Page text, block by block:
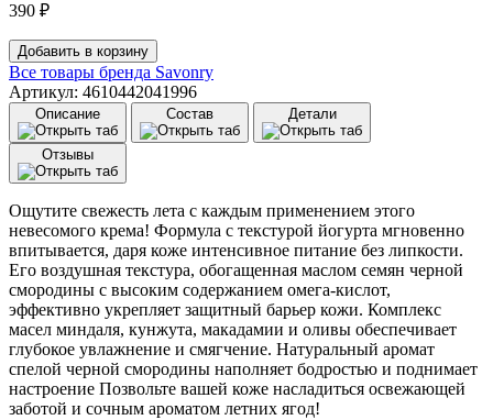
390 ₽
Количество
товара
Косметический
йогурт
для
тела
Savonry
(150
гр)
Черная
смородина
Добавить в корзину
Все товары бренда Savonry
Артикул: 4610442041996
Описание Состав Детали
Отзывы
Ощутите свежесть лета с каждым применением этого
невесомого крема! Формула с текстурой йогурта мгновенно
впитывается, даря коже интенсивное питание без липкости.
Его воздушная текстура, обогащенная маслом семян черной
смородины с высоким содержанием омега-кислот,
эффективно укрепляет защитный барьер кожи. Комплекс
масел миндаля, кунжута, макадамии и оливы обеспечивает
глубокое увлажнение и смягчение. Натуральный аромат
спелой черной смородины наполняет бодростью и поднимает
настроение Позвольте вашей коже насладиться освежающей
заботой и сочным ароматом летних ягод!